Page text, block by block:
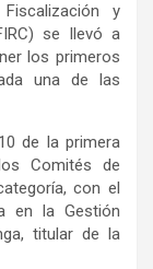
y
se llevó a
los primeros
una de las
de la primera
Comités de
con el
en la Gestión
titular de la